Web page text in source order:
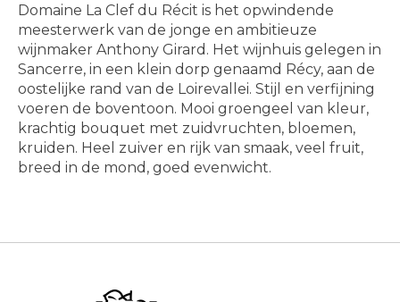
Domaine La Clef du Récit is het opwindende
meesterwerk van de jonge en ambitieuze
wijnmaker Anthony Girard. Het wijnhuis gelegen in
Sancerre, in een klein dorp genaamd Récy, aan de
oostelijke rand van de Loirevallei. Stijl en verfijning
voeren de boventoon. Mooi groengeel van kleur,
krachtig bouquet met zuidvruchten, bloemen,
kruiden. Heel zuiver en rijk van smaak, veel fruit,
breed in de mond, goed evenwicht.